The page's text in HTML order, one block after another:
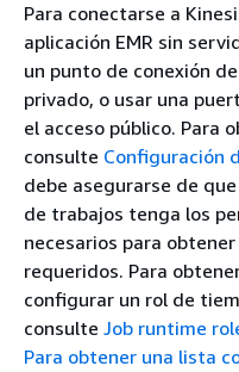
Para conectarse a
aplicación EMR sin
un punto de conexión
privado, o usar una
el acceso público. Para
consulte Configuración
debe asegurarse de
de trabajos tenga los
necesarios para
requeridos. Para
configurar un rol de
consulte Job runtime
Para obtener una lista